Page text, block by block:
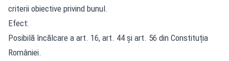
criterii obiective privind bunul.
Efect:
Posibilă încălcare a art. 16, art. 44 și art. 56 din Constituția
României.